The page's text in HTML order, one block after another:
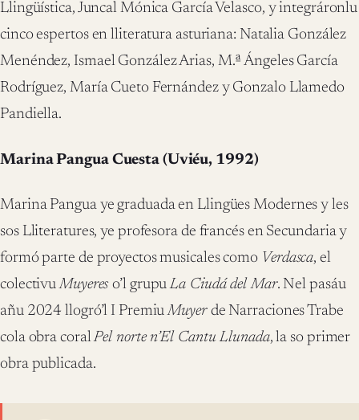
Llingüística, Juncal Mónica García Velasco, y integráronlu
cinco espertos en lliteratura asturiana: Natalia González
Menéndez, Ismael González Arias, M.ª Ángeles García
Rodríguez, María Cueto Fernández y Gonzalo Llamedo
Pandiella.
Marina Pangua Cuesta (Uviéu, 1992)
Marina Pangua ye graduada en Llingües Modernes y les
sos Lliteratures, ye profesora de francés en Secundaria y
formó parte de proyectos musicales como Verdasca, el
colectivuMuyereso’l grupuLa Ciudá del Mar. Nel pasáu
añu 2024 llogró’l I PremiuMuyer de Narraciones Trabe
cola obra coralPel norte n’El Cantu Llunada, la so primer
obra publicada.